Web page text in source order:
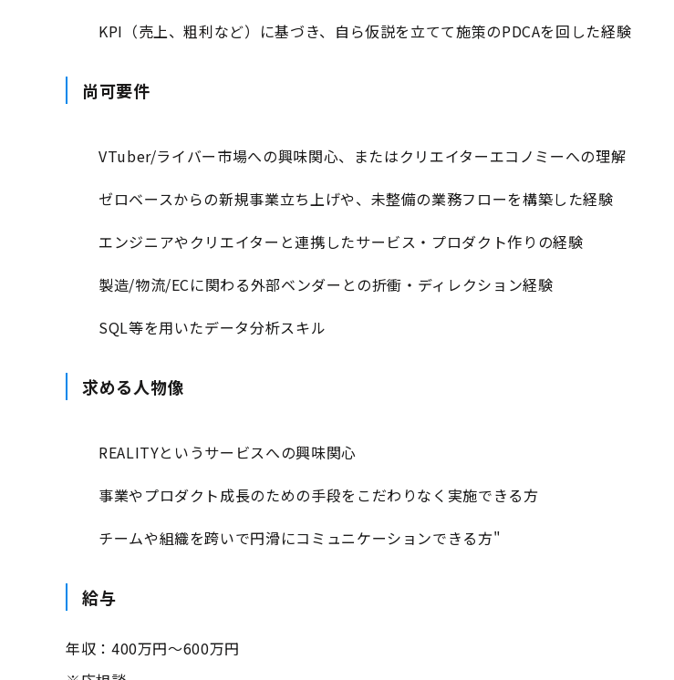
KPI（売上、粗利など）に基づき、自ら仮説を立てて施策のPDCAを回した経験
尚可要件
VTuber/ライバー市場への興味関心、またはクリエイターエコノミーへの理解
ゼロベースからの新規事業立ち上げや、未整備の業務フローを構築した経験
エンジニアやクリエイターと連携したサービス・プロダクト作りの経験
製造/物流/ECに関わる外部ベンダーとの折衝・ディレクション経験
SQL等を用いたデータ分析スキル
求める人物像
REALITYというサービスへの興味関心
事業やプロダクト成長のための手段をこだわりなく実施できる方
チームや組織を跨いで円滑にコミュニケーションできる方"
給与
年収：400万円～600万円